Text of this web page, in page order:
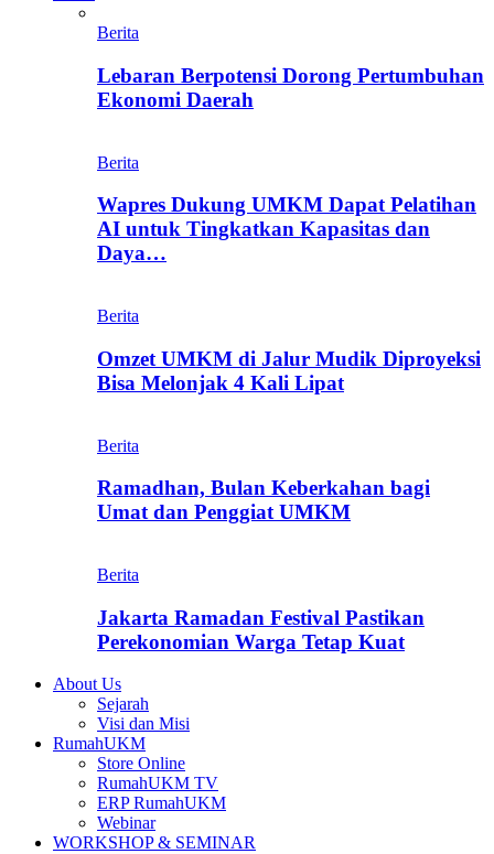
Berita
Lebaran Berpotensi Dorong Pertumbuhan
Ekonomi Daerah
Berita
Wapres Dukung UMKM Dapat Pelatihan
AI untuk Tingkatkan Kapasitas dan
Daya…
Berita
Omzet UMKM di Jalur Mudik Diproyeksi
Bisa Melonjak 4 Kali Lipat
Berita
Ramadhan, Bulan Keberkahan bagi
Umat dan Penggiat UMKM
Berita
Jakarta Ramadan Festival Pastikan
Perekonomian Warga Tetap Kuat
About Us
Sejarah
Visi dan Misi
RumahUKM
Store Online
RumahUKM TV
ERP RumahUKM
Webinar
WORKSHOP & SEMINAR